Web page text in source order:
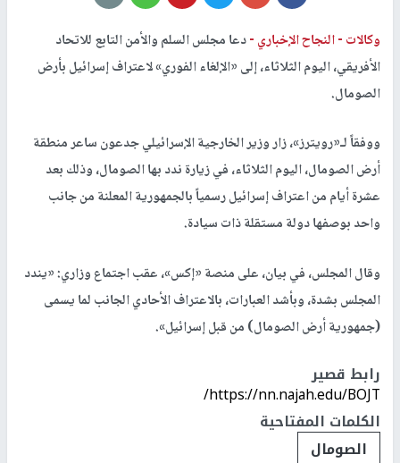
وكالات -النجاح الإخباري -دعا مجلس ​السلم والأمن التابع للاتحاد
الأفريقي، اليوم الثلاثاء، إلى «الإلغاء الفوري» لاعتراف إسرائيل بأرض
الصومال.
ووفقاً لـ«رويترز»، زار ‌وزير ‌الخارجية ‌الإسرائيلي ⁠جدعون ​ساعر ‌منطقة
أرض الصومال، اليوم الثلاثاء، في زيارة ندد بها الصومال، وذلك بعد
⁠عشرة أيام من اعتراف ‌إسرائيل رسمياً بالجمهورية المعلنة من جانب
واحد بوصفها دولة مستقلة ذات سيادة.
وقال المجلس، في ​بيان، على منصة «إكس»، عقب اجتماع ⁠وزاري: «يندد
المجلس بشدة، وبأشد العبارات، بالاعتراف الأحادي الجانب لما يسمى
(جمهورية أرض الصومال) من قبل إسرائيل».
رابط قصير
https://nn.najah.edu/BOJT/
الكلمات المفتاحية
الصومال